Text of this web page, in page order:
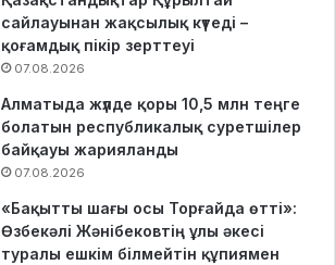
сайлауынан жақсылық күтеді –
қоғамдық пікір зерттеуі
07.08.2026
Алматыда жүлде қоры 10,5 млн теңге
болатын республикалық суретшілер
байқауы жарияланды
07.08.2026
«Бақытты шағы осы Торғайда өтті»:
Өзбекәлі Жәнібековтің ұлы әкесі
туралы ешкім білмейтін құпиямен